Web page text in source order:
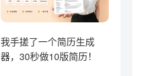
我手搓了一个简历生成
器，30秒做10版简历！